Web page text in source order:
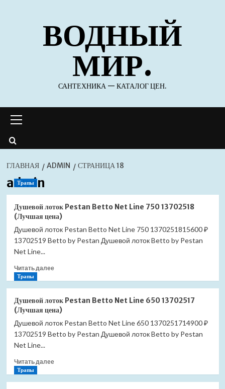
содержимомуВОДНЫЙ
МИР.
САНТЕХНИКА — КАТАЛОГ ЦЕН.
меню
ГЛАВНАЯ ADMIN СТРАНИЦА 18
admin
Трапы
Душевой лоток Pestan Betto Net Line 750 13702518
(Лучшая цена)
Душевой лоток Pestan Betto Net Line 750 1370251815600 ₽
13702519 Betto by Pestan Душевой лоток Betto by Pestan
Net Line...
Читать далееПрочитать
лоток
Pestan
Betto
Net
13702518
цена)
Трапы
Душевой лоток Pestan Betto Net Line 650 13702517
(Лучшая цена)
Душевой лоток Pestan Betto Net Line 650 1370251714900 ₽
13702519 Betto by Pestan Душевой лоток Betto by Pestan
Net Line...
Читать далееПрочитать
Трапы